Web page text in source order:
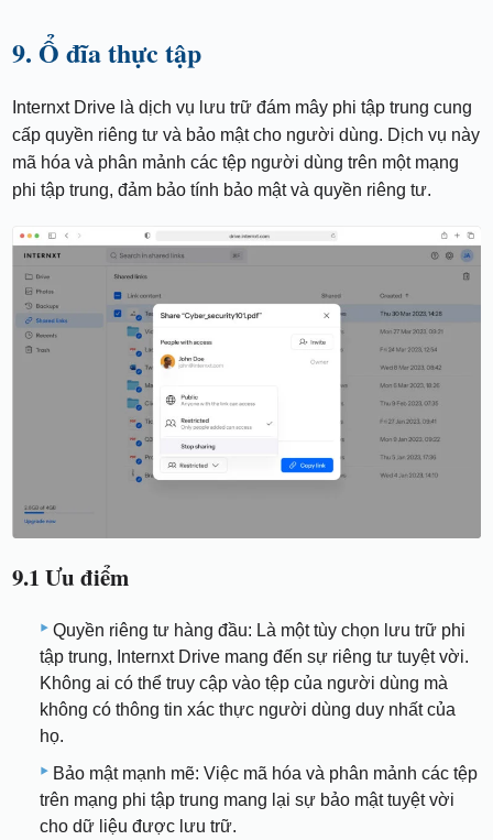
9. Ổ đĩa thực tập
Internxt Drive là dịch vụ lưu trữ đám mây phi tập trung cung
cấp quyền riêng tư và bảo mật cho người dùng. Dịch vụ này
mã hóa và phân mảnh các tệp người dùng trên một mạng
phi tập trung, đảm bảo tính bảo mật và quyền riêng tư.
9.1 Ưu điểm
Quyền riêng tư hàng đầu: Là một tùy chọn lưu trữ phi
tập trung, Internxt Drive mang đến sự riêng tư tuyệt vời.
Không ai có thể truy cập vào tệp của người dùng mà
không có thông tin xác thực người dùng duy nhất của
họ.
Bảo mật mạnh mẽ: Việc mã hóa và phân mảnh các tệp
trên mạng phi tập trung mang lại sự bảo mật tuyệt vời
cho dữ liệu được lưu trữ.